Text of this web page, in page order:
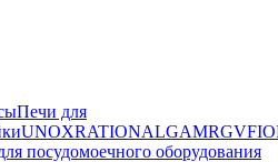
Печи для
UNOXRATIONALGAMRGV
посудомоечного оборудования